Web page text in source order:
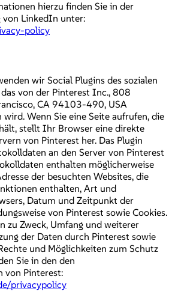
hierzu finden Sie in der
von LinkedIn unter:
policy
wir Social Plugins des sozialen
von der Pinterest Inc., 808
CA 94103-490, USA
wird. Wenn Sie eine Seite aufrufen, die
stellt Ihr Browser eine direkte
von Pinterest her. Das Plugin
an den Server von Pinterest
enthalten möglicherweise
der besuchten Websites, die
enthalten, Art und
Datum und Zeitpunkt der
von Pinterest sowie Cookies.
zu Zweck, Umfang und weiterer
der Daten durch Pinterest sowie
und Möglichkeiten zum Schutz
Sie in den den
von Pinterest:
privacypolicy